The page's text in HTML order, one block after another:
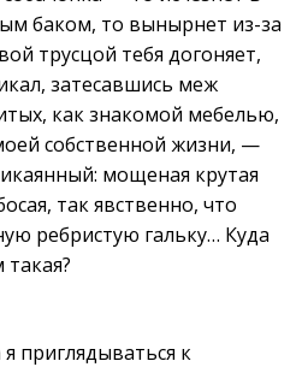
баком, то вынырнет из-за
трусцой тебя догоняет,
затесавшись меж
как знакомой мебелью,
собственной жизни, —
мощеная крутая
так явственно, что
ребристую гальку… Куда
такая?
приглядываться к